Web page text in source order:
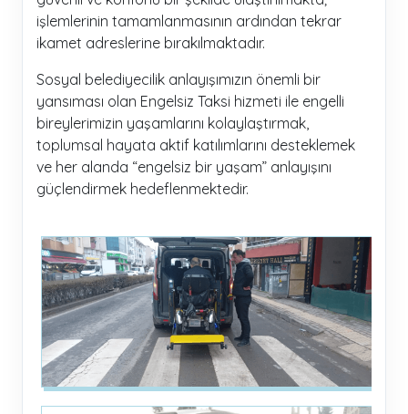
işlemlerinin tamamlanmasının ardından tekrar
ikamet adreslerine bırakılmaktadır.
Sosyal belediyecilik anlayışımızın önemli bir
yansıması olan Engelsiz Taksi hizmeti ile engelli
bireylerimizin yaşamlarını kolaylaştırmak,
toplumsal hayata aktif katılımlarını desteklemek
ve her alanda “engelsiz bir yaşam” anlayışını
güçlendirmek hedeflenmektedir.